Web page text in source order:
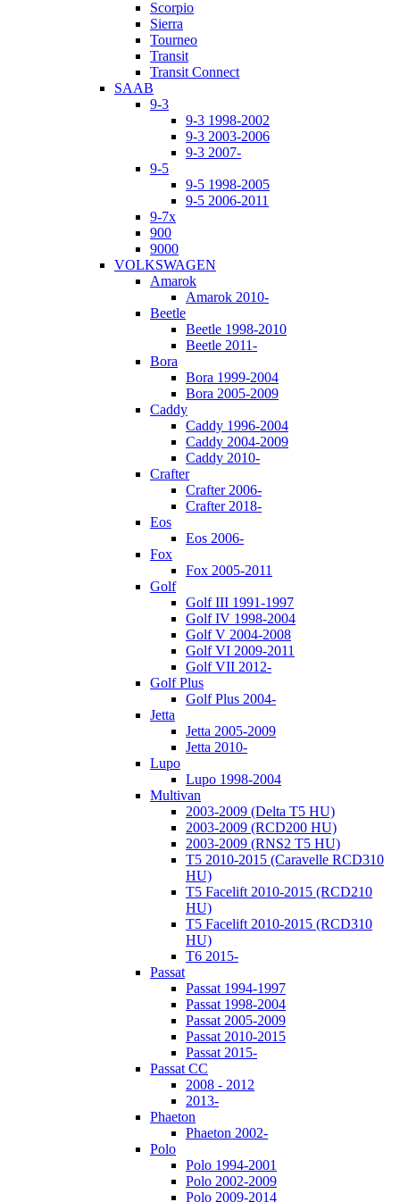
Scorpio
Sierra
Tourneo
Transit
Transit Connect
SAAB
9-3
9-3 1998-2002
9-3 2003-2006
9-3 2007-
9-5
9-5 1998-2005
9-5 2006-2011
9-7x
900
9000
VOLKSWAGEN
Amarok
Amarok 2010-
Beetle
Beetle 1998-2010
Beetle 2011-
Bora
Bora 1999-2004
Bora 2005-2009
Caddy
Caddy 1996-2004
Caddy 2004-2009
Caddy 2010-
Crafter
Crafter 2006-
Crafter 2018-
Eos
Eos 2006-
Fox
Fox 2005-2011
Golf
Golf III 1991-1997
Golf IV 1998-2004
Golf V 2004-2008
Golf VI 2009-2011
Golf VII 2012-
Golf Plus
Golf Plus 2004-
Jetta
Jetta 2005-2009
Jetta 2010-
Lupo
Lupo 1998-2004
Multivan
2003-2009 (Delta T5 HU)
2003-2009 (RCD200 HU)
2003-2009 (RNS2 T5 HU)
T5 2010-2015 (Caravelle RCD310
HU)
T5 Facelift 2010-2015 (RCD210
HU)
T5 Facelift 2010-2015 (RCD310
HU)
T6 2015-
Passat
Passat 1994-1997
Passat 1998-2004
Passat 2005-2009
Passat 2010-2015
Passat 2015-
Passat CC
2008 - 2012
2013-
Phaeton
Phaeton 2002-
Polo
Polo 1994-2001
Polo 2002-2009
Polo 2009-2014